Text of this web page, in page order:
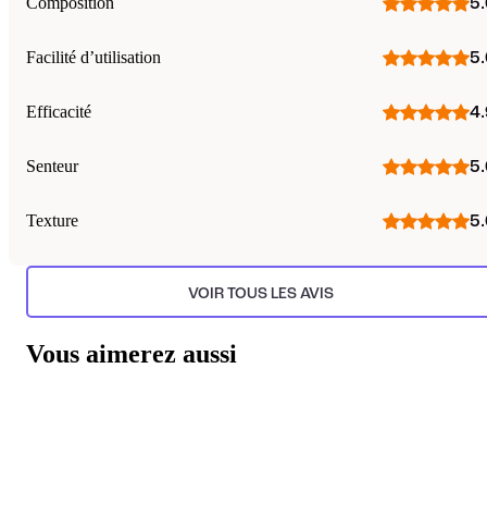
Facilité d’utilisation
Efficacité
Senteur
Texture
VOIR TOUS LES AVIS
Vous aimerez aussi